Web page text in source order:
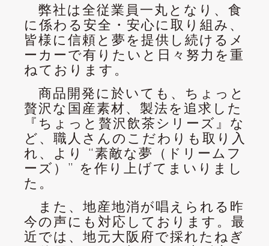
弊社は全従業員一丸となり、食
に係わる安全・安心に取り組み、
皆様に信頼と夢を提供し続けるメ
ーカーで有りたいと日々努力を重
ねております。
商品開発に於いても、ちょっと
贅沢な国産素材、製法を追求した
『ちょっと贅沢飲茶シリーズ』な
ど、職人さんのこだわりも取り入
れ、より “素敵な夢（ドリームフ
ーズ）” を作り上げてまいりまし
た。
また、地産地消が唱えられる昨
今の声にも対応しております。最
近では、地元大阪府で採れたねぎ